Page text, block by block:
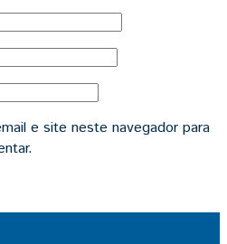
e site neste navegador para